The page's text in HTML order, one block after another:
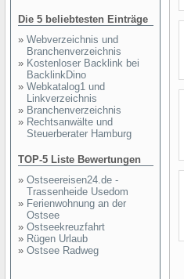
Die 5 beliebtesten Einträge
» Webverzeichnis und
Branchenverzeichnis
» Kostenloser Backlink bei
BacklinkDino
» Webkatalog1 und
Linkverzeichnis
» Branchenverzeichnis
» Rechtsanwälte und
Steuerberater Hamburg
TOP-5 Liste Bewertungen
» Ostseereisen24.de -
Trassenheide Usedom
» Ferienwohnung an der
Ostsee
» Ostseekreuzfahrt
» Rügen Urlaub
» Ostsee Radweg